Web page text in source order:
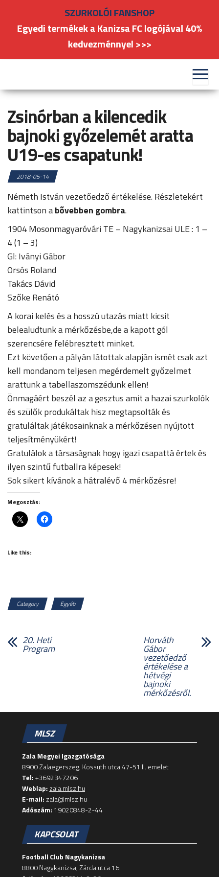
FC
#kanizsafoci
Zsinórban a kilencedik
bajnoki győzelemét aratta
U19-es csapatunk!
2018-05-14
Németh István vezetőedző értékelése. Részletekért
kattintson abővebben gombra.
1904 Mosonmagyaróvári TE – Nagykanizsai ULE : 1 –
4 (1 – 3)
Gl: Iványi Gábor
Orsós Roland
Takács Dávid
Szőke Renátó
A korai kelés és a hosszú utazás miatt kicsit
belealudtunk a mérkőzésbe,de a kapott gól
szerencsére felébresztett minket.
Ezt követően a pályán látottak alapján ismét csak azt
kell mondanom teljesen megérdemelt győzelmet
arattunk a tabellaszomszédunk ellen!
Önmagáért beszél az a gesztus amit a hazai szurkolók
és szülők produkáltak hisz megtapsolták és
gratuláltak játékosainknak a mérkőzésen nyújtott
teljesítményükért!
Gratulálok a társaságnak hogy igazi csapattá értek és
ilyen szintű futballra képesek!
Sok sikert kívánok a hátralévő 4 mérkőzésre!
Megosztás:
Like this:
Category Egyéb
20. Heti
Program
Horváth
Gábor
vezetőedző
értékelése a
hétvégi
bajnoki
mérkőzésről.
MLSZ
Zala Megyei Igazgatósága
8900 Zalaegerszeg, Kossuth utca 47-51 II. emelet
Tel:+3692347206
Weblap: zala.mlsz.hu
E-mail: zala@mlsz.hu
Adószám: 19020848-2-44
KAPCSOLAT
Football Club Nagykanizsa
8800 Nagykanizsa, Zárda utca 16.
SZURKOLÓI FANSHOP
Egyedi termékek a Kanizsa FC logójával 40%
kedvezménnyel >>>